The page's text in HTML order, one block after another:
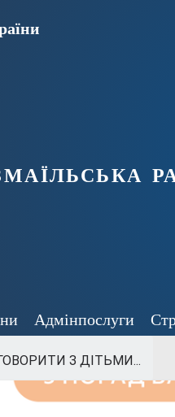
Адмінпослуги
З ДІТЬМИ...